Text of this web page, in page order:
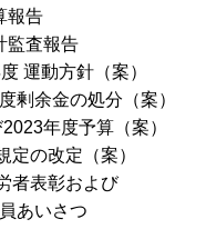
告
報告
方針（案）
の処分（案）
算（案）
定（案）
彰および
つ